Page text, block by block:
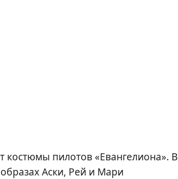
костюмы пилотов «Евангелиона». В
Аски, Рей и Мари